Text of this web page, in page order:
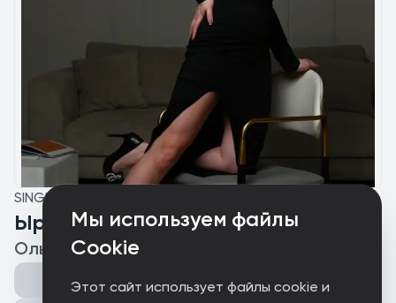
Мы используем файлы
Cookie
Этот сайт использует файлы cookie и
SINGLE
Ыратать пулсан ташла
Ольга Осипова